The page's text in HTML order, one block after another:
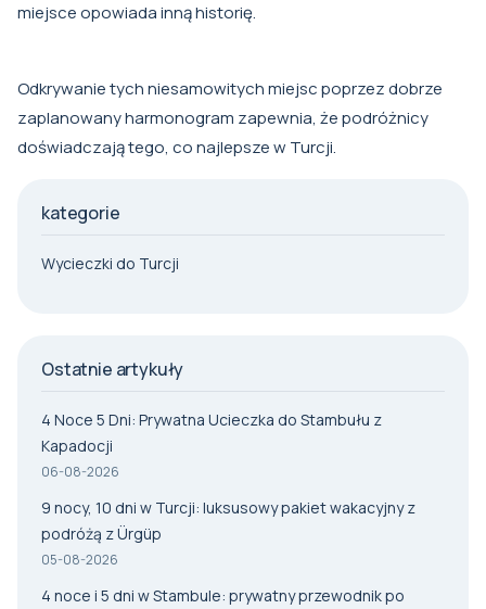
miejsce opowiada inną historię.
Odkrywanie tych niesamowitych miejsc poprzez dobrze
zaplanowany harmonogram zapewnia, że podróżnicy
doświadczają tego, co najlepsze w Turcji.
kategorie
Wycieczki do Turcji
Ostatnie artykuły
4 Noce 5 Dni: Prywatna Ucieczka do Stambułu z
Kapadocji
06-08-2026
9 nocy, 10 dni w Turcji: luksusowy pakiet wakacyjny z
podróżą z Ürgüp
05-08-2026
4 noce i 5 dni w Stambule: prywatny przewodnik po